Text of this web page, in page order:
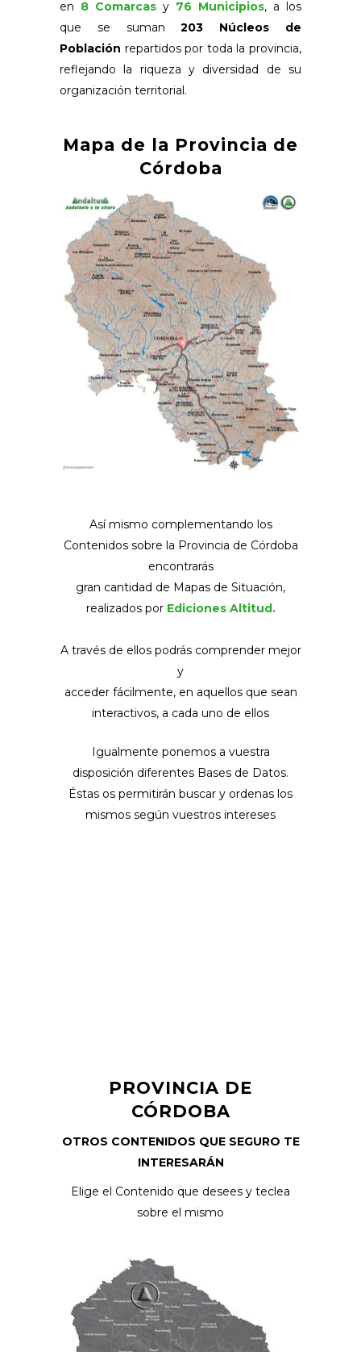
en 8 Comarcas y 76 Municipios, a los
que se suman203 Núcleos de
Población repartidos por toda la provincia,
reflejando la riqueza y diversidad de su
organización territorial.
Mapa de la Provincia de
Córdoba
Así mismo complementando los
Contenidos sobre la Provincia de Córdoba
encontrarás
gran cantidad de Mapas de Situación,
realizados por Ediciones Altitud.
A través de ellos podrás comprender mejor
y
acceder fácilmente, en aquellos que sean
interactivos, a cada uno de ellos
Igualmente ponemos a vuestra
disposición diferentes Bases de Datos.
Éstas os permitirán buscar y ordenas los
mismos según vuestros intereses
PROVINCIA DE
CÓRDOBA
OTROS CONTENIDOS QUE SEGURO TE
INTERESARÁN
Elige el Contenido que desees y teclea
sobre el mismo